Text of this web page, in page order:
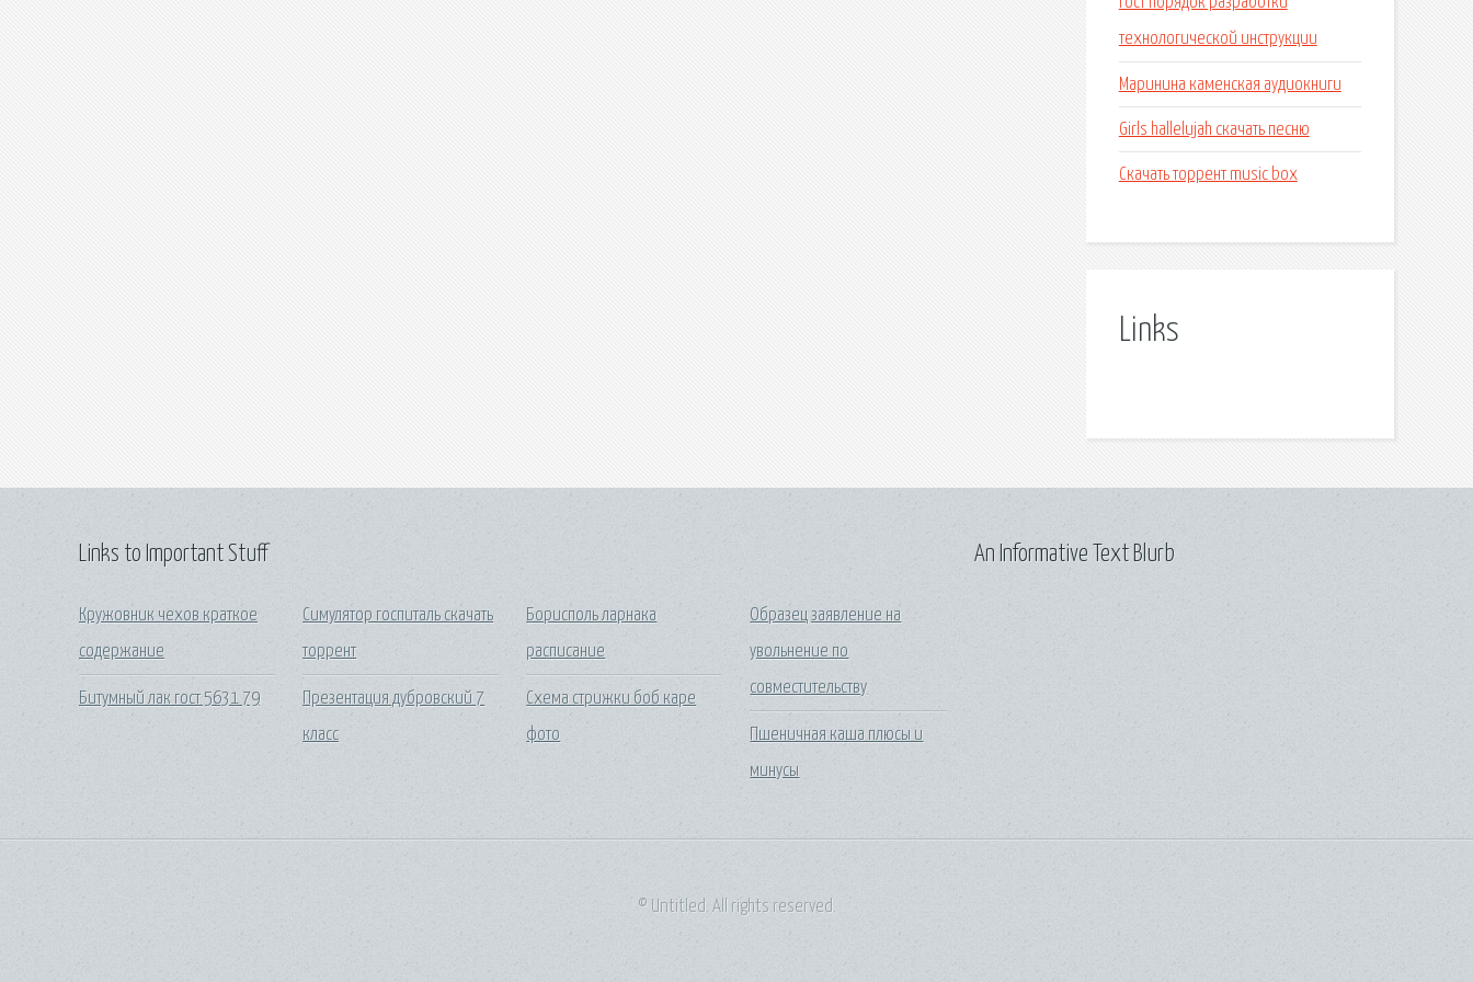
технологической инструкции
Маринина каменская аудиокниги
Girls hallelujah скачать песню
Скачать торрент music box
Links
Links to Important Stuff
Кружовник чехов краткое
содержание
Битумный лак гост 5631 79
Симулятор госпиталь скачать
торрент
Презентация дубровский 7
класс
Борисполь ларнака
расписание
Схема стрижки боб каре
фото
Образец заявление на
увольнение по
совместительству
Пшеничная каша плюсы и
минусы
An Informative Text Blurb
© Untitled. All rights reserved.